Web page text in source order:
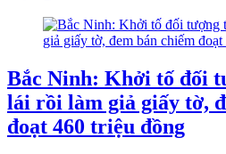
Bắc Ninh: Khởi tố đối
lái rồi làm giả giấy tờ,
đoạt 460 triệu đồng